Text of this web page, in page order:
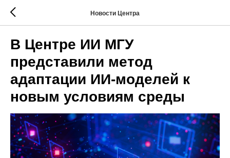
Новости Центра
В Центре ИИ МГУ
представили метод
адаптации ИИ-моделей к
новым условиям среды